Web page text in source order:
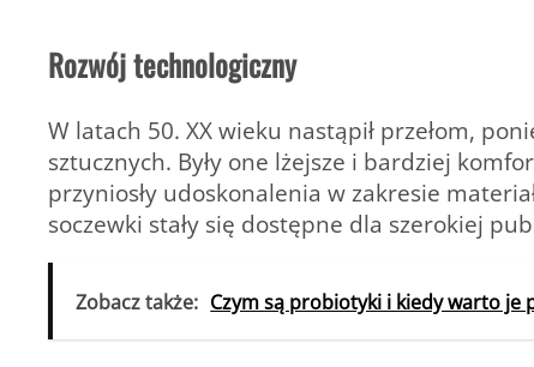
Rozwój technologiczny
W latach 50. XX wieku nastąpił przełom,
sztucznych. Były one lżejsze i bardziej
przyniosły udoskonalenia w zakresie
soczewki stały się dostępne dla szerokiej
Zobacz także: Czym są probiotyki i kiedy warto je